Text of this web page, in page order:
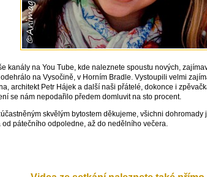
kanály na You Tube, kde naleznete spoustu nových,
na Vysočině, v Horním Bradle. Vystoupili velmi
architekt Petr Hájek a další naši přátelé, dokonce i
se nám nepodařilo předem domluvit na sto procent.
skvělým bytostem děkujeme, všichni
od pátečního odpoledne, až do nedělního večera.